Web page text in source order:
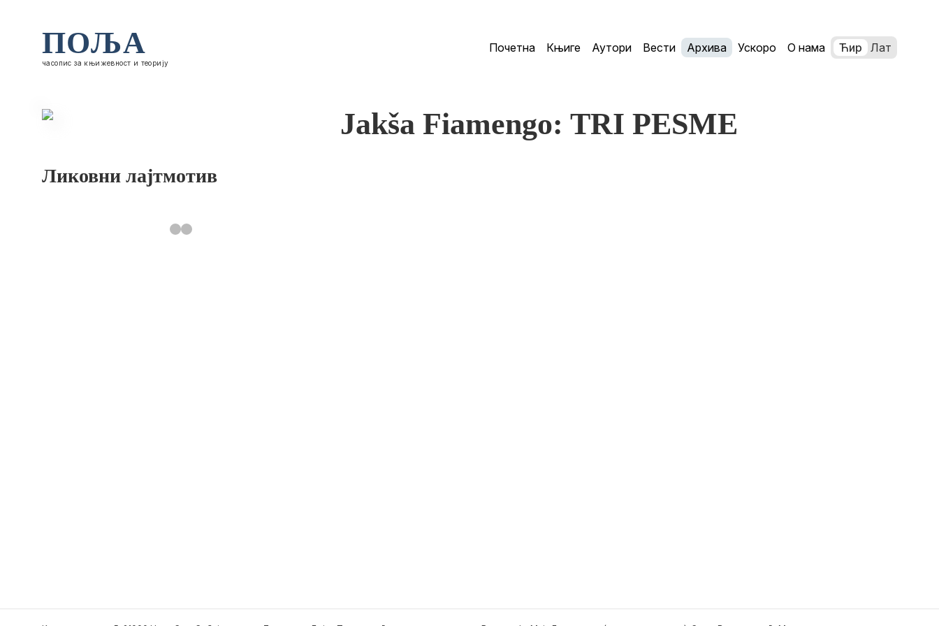
ПОЉА
часопис за књижевност и теорију
Почетна Књиге Аутори Вести Архива Ускоро О нама Ћир Лат
Ликовни лајтмотив
Jakša Fiamengo: TRI PESME